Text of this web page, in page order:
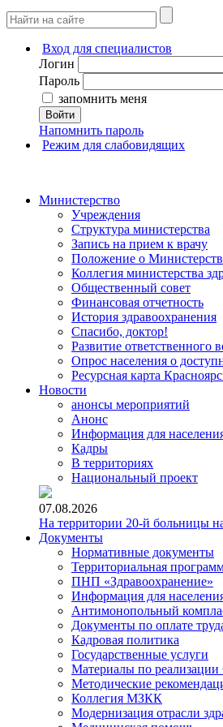
Вход для специалистов
Логин
Пароль
запомнить меня
Войти
Напомнить пароль
Режим для слабовидящих
Министерство
Учреждения
Структура министерства
Запись на прием к врачу
Положение о
Коллегия министерства
Общественный совет
Финансовая отчетность
История здравоохранения
Спасибо, доктор!
Развитие ответственного
Опрос населения о
Ресурсная карта
Новости
анонсы мероприятий
Анонс
Информация для
Кадры
В территориях
Национальный проект
07.08.2026
На территории 20-й больницы
Документы
Нормативные документы
Территориальная
ПНП «Здравоохранение»
Информация для
Антимонопольный
Документы по оплате
Кадровая политика
Государственные услуги
Материалы по
Методические
Коллегия МЗКК
Модернизация отрасли